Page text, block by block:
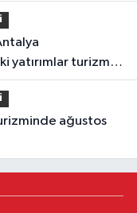
yatırımlar turizme